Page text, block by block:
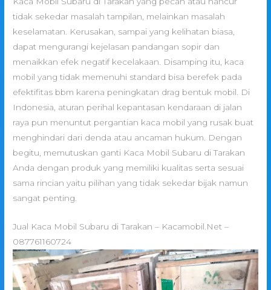
tidak sekedar masalah tampilan, melainkan masalah
keselamatan. Kerusakan, sampai yang kelihatan biasa,
dapat mengurangi kejelasan pandangan sopir dan
menaikkan efek negatif kecelakaan. Disamping itu, kaca
mobil yang tidak memenuhi standard bisa berefek pada
efektifitas bbm karena peningkatan drag bentuk mobil. Di
Indonesia, aturan perihal kepantasan kendaraan di jalan
raya pun menuntut pergantian kaca mobil yang rusak buat
menghindari dari denda atau ancaman hukum. Dengan
begitu, memutuskan ganti Kaca Mobil Subaru di Tarakan
Anda dengan produk yang memiliki kualitas serta sesuai
sama rincian yaitu pilihan yang tidak sekedar bijak namun
sangat penting.
Jual Kaca Mobil Subaru di Tarakan – Kacamobil.Net –
087761160724